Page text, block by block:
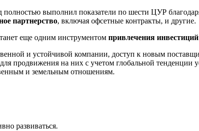
полностью выполнил показатели по шести ЦУР
партнерство, включая офсетные контракты, и другие.
еще одним инструментом привлечения
и устойчивой компании, доступ к новым
продвижения на них с учетом глобальной тенденции
и земельным отношениям.
развиваться.